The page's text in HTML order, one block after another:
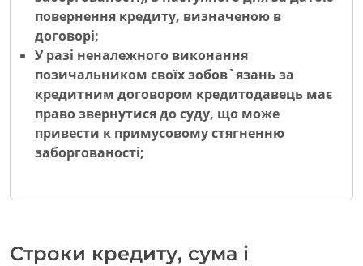
повернення кредиту, визначеною в
договорі;
У разі неналежного виконання
позичальником своїх зобов`язань за
кредитним договором кредитодавець має
право звернутися до суду, що може
привести к примусовому стягненню
заборгованості;
Строки кредиту, сума і